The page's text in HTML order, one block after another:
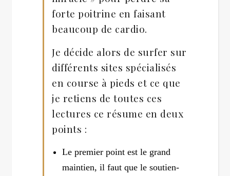
forte poitrine en faisant
beaucoup de cardio.
Je décide alors de surfer sur
différents sites spécialisés
en course à pieds et ce que
je retiens de toutes ces
lectures ce résume en deux
points :
Le premier point est le grand
maintien, il faut que le soutien-